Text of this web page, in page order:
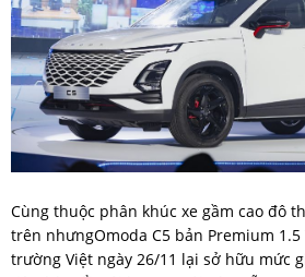
Cùng thuộc phân khúc xe gầm cao đô
trên nhưngOmoda C5 bản Premium
trường Việt ngày 26/11 lại sở hữu mức